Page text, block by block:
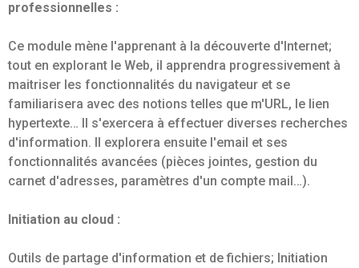
professionnelles :
Ce module mène l'apprenant à la découverte d'Internet;
tout en explorant le Web, il apprendra progressivement à
maitriser les fonctionnalités du navigateur et se
familiarisera avec des notions telles que m'URL, le lien
hypertexte… Il s'exercera à effectuer diverses recherches
d'information. Il explorera ensuite l'email et ses
fonctionnalités avancées (pièces jointes, gestion du
carnet d'adresses, paramètres d'un compte mail…).
Initiation au cloud :
Outils de partage d'information et de fichiers; Initiation